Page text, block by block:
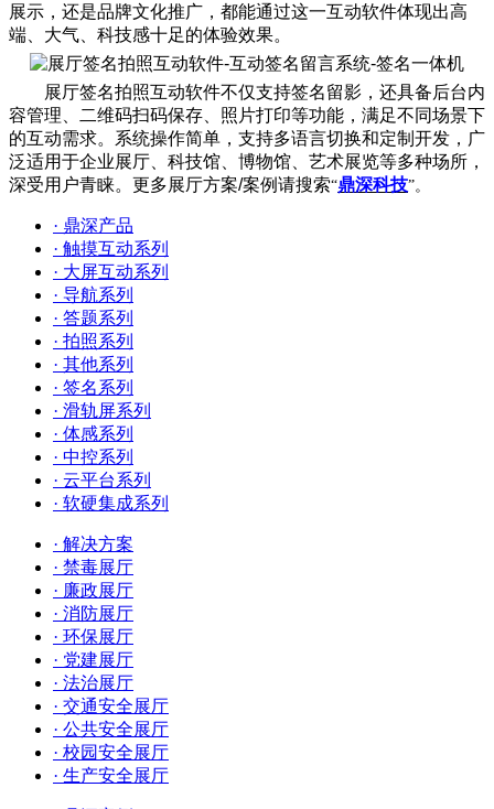
展示，还是品牌文化推广，都能通过这一互动软件体现出高
端、大气、科技感十足的体验效果。
展厅签名拍照互动软件不仅支持签名留影，还具备后台内
容管理、二维码扫码保存、照片打印等功能，满足不同场景下
的互动需求。系统操作简单，支持多语言切换和定制开发，广
泛适用于企业展厅、科技馆、博物馆、艺术展览等多种场所，
深受用户青睐。更多展厅方案/案例请搜索“鼎深科技”。
· 鼎深产品
· 触摸互动系列
· 大屏互动系列
· 导航系列
· 答题系列
· 拍照系列
· 其他系列
· 签名系列
· 滑轨屏系列
· 体感系列
· 中控系列
· 云平台系列
· 软硬集成系列
· 解决方案
· 禁毒展厅
· 廉政展厅
· 消防展厅
· 环保展厅
· 党建展厅
· 法治展厅
· 交通安全展厅
· 公共安全展厅
· 校园安全展厅
· 生产安全展厅